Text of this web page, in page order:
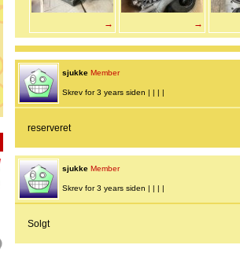
→ →
sjukke Member
Skrev for 3 years siden | | | |
reserveret
sjukke Member
Skrev for 3 years siden | | | |
Solgt